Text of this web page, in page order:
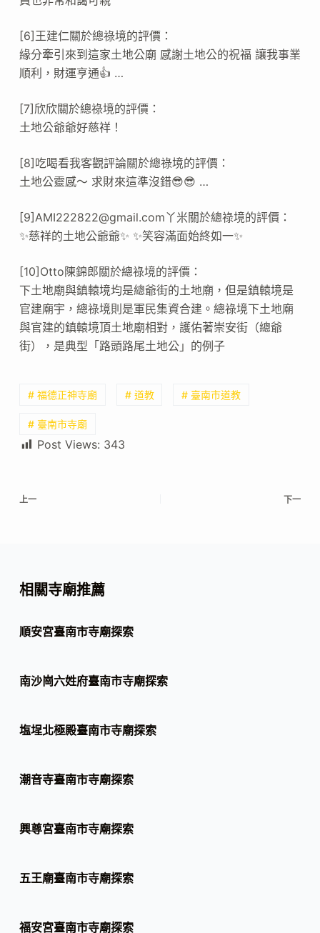
[6]王建仁關於總祿境的評價：
緣分牽引來到這家土地公廟 感謝土地公的祝福 讓我事業
順利，財運亨通👍 …
[7]欣欣關於總祿境的評價：
土地公爺爺好慈祥！
[8]吃喝看我客觀評論關於總祿境的評價：
土地公靈感～ 求財來這準沒錯😎😎 …
[9]AMI222822@gmail.com丫米關於總祿境的評價：
✨慈祥的土地公爺爺✨ ✨笑容滿面始終如一✨
[10]Otto陳錦郎關於總祿境的評價：
下土地廟與鎮轅境均是總爺街的土地廟，但是鎮轅境是
官建廟宇，總祿境則是軍民集資合建。總祿境下土地廟
與官建的鎮轅境頂土地廟相對，護佑著崇安街（總爺
街），是典型「路頭路尾土地公」的例子
# 福德正神寺廟 # 道教 # 臺南市道教
# 臺南市寺廟
Post Views: 343
上一 下一
相關寺廟推薦
順安宮臺南市寺廟探索
南沙崗六姓府臺南市寺廟探索
塩埕北極殿臺南市寺廟探索
潮音寺臺南市寺廟探索
興尊宮臺南市寺廟探索
五王廟臺南市寺廟探索
福安宮臺南市寺廟探索